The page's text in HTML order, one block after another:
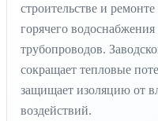
строительстве и
горячего
трубопроводов.
сокращает тепловые
защищает изоляцию от
воздействий.